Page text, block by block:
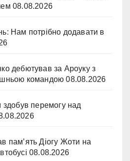
08.08.2026
Нам потрібно додавати в
дебютував за Ароуку з
командою 08.08.2026
перемогу над
пам’ять Діогу Жоти на
08.08.2026